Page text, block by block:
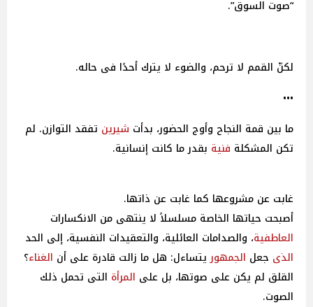
“صوت السوق”.
لكنّ القمم لا ترحم، والضوء لا يترك أحدًا فى حاله.
•••
ما بين قمة النجاح وأوج الحضور، بدأت شيرين تفقد التوازن. لم
تكن المشكلة فنية بقدر ما كانت إنسانية.
غابت عن مشروعها كما غابت عن ذاتها.
أصبحت حياتها الخاصة مسلسلاً لا ينتهى من الانكسارات
العاطفية، والصدامات العائلية، والتعقيدات النفسية، إلى الحد
الذى جعل الجمهوريتساءل: هل ما زالت قادرة على أن الغناء؟
القلق لم يكن على صوتها، بل على المرأة التى تحمل ذلك
الصوت.